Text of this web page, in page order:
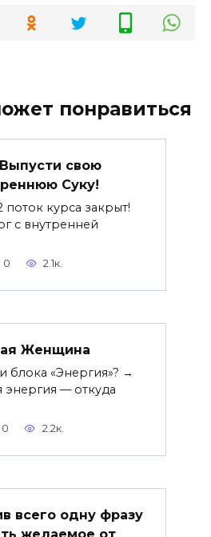
понравиться
свою
Суку!
курса закрыт!
с внутренней
0 2.1к.
Женщина
блока «Энергия»? →
энергия — откуда
0 2.2к.
всего одну фразу
желаемое от